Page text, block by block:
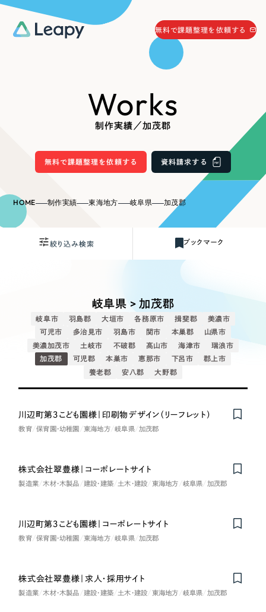
サービス
Service
マーケティングDX支援
Webサイト制作
お役立ち情報
無料で課題整理を依頼する
058-215-0066
24時間受付
資料請求する
リーピーが選ばれる理由
採用サイト制作
ECサイト制作
ブランドサイト制作
ブランディング支援
すべて （624件）
求人・採用サイト
LP（ランディングページ） （28件）
ブランディング（ロゴ・印刷物）
その他 （1件）
Company
制作実績／加茂郡
Works
無料で課題整理を依頼する 資料請求する
HOME 制作実績 東海地方 岐阜県 加茂郡
絞り込み検索 ブックマーク
制作内容
コーポレート・企業サイト
求人・採用サイト
ECサイト（オンラインショップ）
LP（ランディングページ）
サイト
岐阜県 > 加茂郡
岐阜市 羽島郡 大垣市 各務原市 揖斐郡
美濃市
可児市
多治見市 羽島市 関市 本巣郡
山県市
美濃加茂市
土岐市 不破郡 高山市 海津市
瑞浪市
加茂郡
可児郡 本巣市 恵那市 下呂市
郡上市
養老郡
安八郡 大野郡
川辺町第３こども園様｜印刷物デザイン（リーフレット）
教育 保育園・幼稚園 東海地方 岐阜県 加茂郡
株式会社翠豊様｜コーポレートサイト
製造業 木材・木製品 建設・建築 土木・建設 東海地方 岐阜県 加茂郡
川辺町第３こども園様｜コーポレートサイト
教育 保育園・幼稚園 東海地方 岐阜県 加茂郡
株式会社翠豊様｜求人・採用サイト
製造業 木材・木製品 建設・建築 土木・建設 東海地方 岐阜県 加茂郡